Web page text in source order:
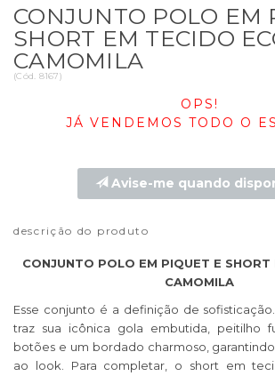
CONJUNTO POLO EM
SHORT EM TECIDO
CAMOMILA
(Cód. 8167)
OPS!
JÁ VENDEMOS TODO O
Avise-me quando
descrição do produto
CONJUNTO POLO EM PIQUET E SHORT
CAMOMILA
Esse conjunto é a definição de
traz sua icônica gola embutida, peitilho
botões e um bordado charmoso,
ao look. Para completar, o short em